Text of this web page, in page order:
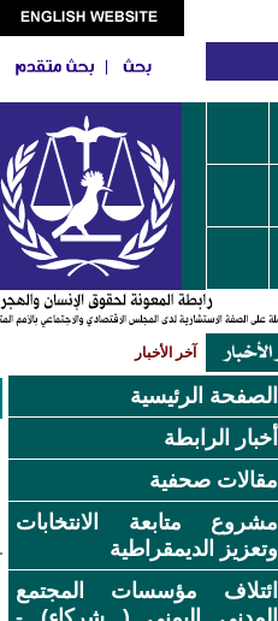
آخر الأخبار
الصفحة الرئيسية
أخبار الرابطة
مقالات صحفية
مشروع متابعة الانتخابات
وتعزيز الديمقراطية
ائتلاف مؤسسات المجتمع